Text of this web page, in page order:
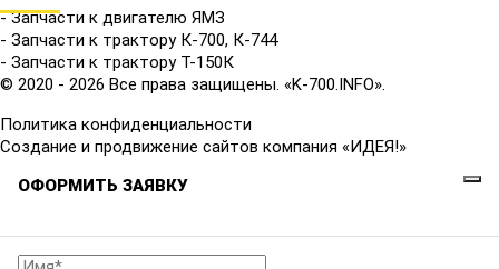
- Запчасти к двигателю ЯМЗ
- Запчасти к трактору К-700, К-744
- Запчасти к трактору Т-150К
© 2020 - 2026 Все права защищены. «K-700.INFO».
Политика конфиденциальности
Создание и продвижение сайтов компания «ИДЕЯ!»
ОФОРМИТЬ ЗАЯВКУ